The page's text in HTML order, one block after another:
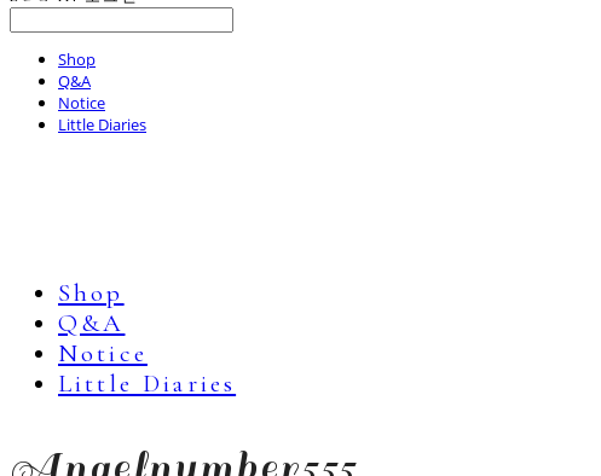
Shop
Q&A
Notice
Little Diaries
Shop
Q&A
Notice
Little Diaries